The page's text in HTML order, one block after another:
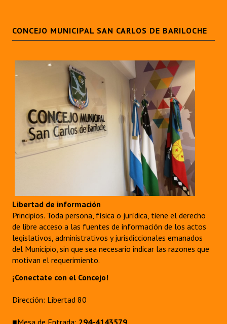
Organigrama
Informes de Gestión
Proyectos Presentados
Dictámenes Asesoría Letrada
Actas de Sesión
Informes de Unidad Coordinadora
Actas de Audiencias Públicas
NORMATIVA
Comunicaciones
Declaraciones
CONCEJO MUNICIPAL SAN CARLOS DE BARILOCHE
Libertad de información
Principios. Toda persona, física o jurídica, tiene el derecho
de libre acceso a las fuentes de información de los actos
legislativos, administrativos y jurisdiccionales emanados
del Municipio, sin que sea necesario indicar las razones que
motivan el requerimiento.
¡Conectate con el Concejo!
Dirección: Libertad 80
■Mesa de Entrada: 294-4143579